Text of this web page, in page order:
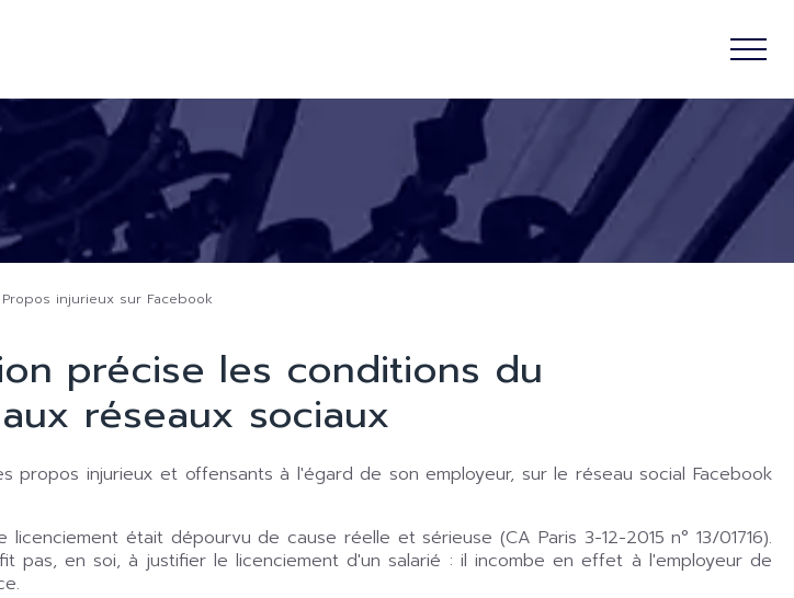
injurieux sur Facebook
précise les conditions du
réseaux sociaux
injurieux et offensants à l'égard de son employeur, sur le réseau social Facebook
était dépourvu de cause réelle et sérieuse (CA Paris 3-12-2015 n° 13/01716).
en soi, à justifier le licenciement d'un salarié : il incombe en effet à l'employeur de